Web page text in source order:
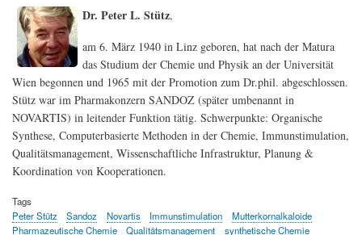
Dr. Peter L. Stütz,
am 6. März 1940 in Linz geboren, hat nach der Matura
das Studium der Chemie und Physik an der Universität
Wien begonnen und 1965 mit der Promotion zum Dr.phil. abgeschlossen.
Stütz war im Pharmakonzern SANDOZ (später umbenannt in
NOVARTIS) in leitender Funktion tätig. Schwerpunkte: Organische
Synthese, Computerbasierte Methoden in der Chemie, Immunstimulation,
Qualitätsmanagement, Wissenschaftliche Infrastruktur, Planung &
Koordination von Kooperationen.
Tags
Peter Stütz
Sandoz Novartis Immunstimulation
Mutterkornalkaloide
Pharmazeutische Chemie
Qualitätsmanagement synthetische Chemie